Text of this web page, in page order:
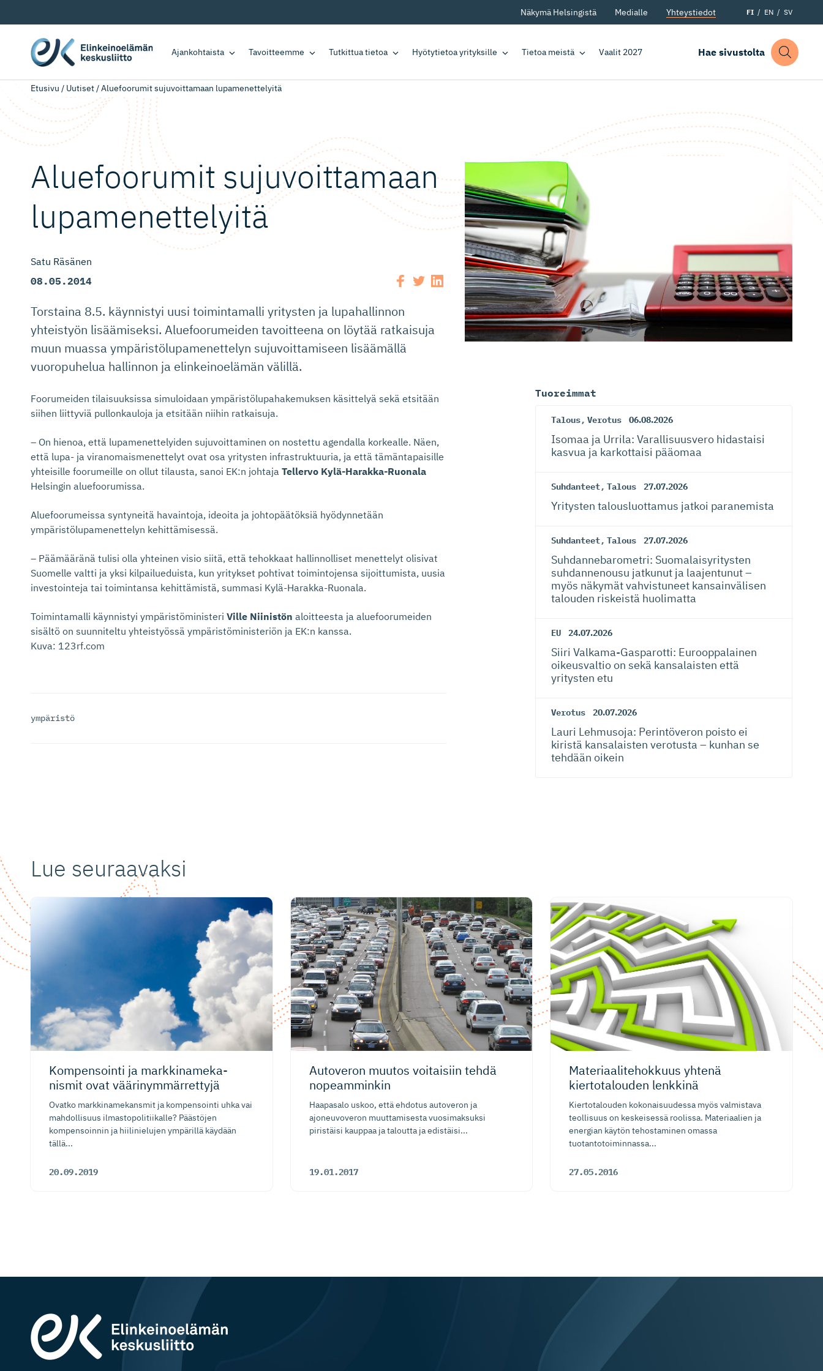
Näkymä Helsingistä Medialle Yhteystiedot FI EN SV
Ajankohtaista Tavoitteemme Tutkittua tietoa Hyötytietoa yrityksille Tietoa meistä Vaalit 2027 Hae sivustolta
Etusivu / Uutiset/Aluefoorumit sujuvoittamaan lupamenettelyitä
Aluefoorumit sujuvoittamaan
lupamenet­telyitä
Satu Räsänen
08.05.2014
Torstaina 8.5. käynnistyi uusi toimintamalli yritysten ja lupahallinnon
yhteistyön lisäämiseksi. Aluefoorumeiden tavoitteena on löytää ratkaisuja
muun muassa ympäristölupamenettelyn sujuvoittamiseen lisäämällä
vuoropuhelua hallinnon ja elinkeinoelämän välillä.
Foorumeiden tilaisuuksissa simuloidaan ympäristölupahakemuksen käsittelyä sekä etsitään
siihen liittyviä pullonkauloja ja etsitään niihin ratkaisuja.
– On hienoa, että lupamenettelyiden sujuvoittaminen on nostettu agendalla korkealle. Näen,
että lupa- ja viranomaismenettelyt ovat osa yritysten infrastruktuuria, ja että tämäntapaisille
yhteisille foorumeille on ollut tilausta, sanoi EK:n johtaja Tellervo Kylä-Harakka-Ruonala
Helsingin aluefoorumissa.
Aluefoorumeissa syntyneitä havaintoja, ideoita ja johtopäätöksiä hyödynnetään
ympäristölupamenettelyn kehittämisessä.
– Päämääränä tulisi olla yhteinen visio siitä, että tehokkaat hallinnolliset menettelyt olisivat
Suomelle valtti ja yksi kilpailueduista, kun yritykset pohtivat toimintojensa sijoittumista, uusia
investointeja tai toimintansa kehittämistä, summasi Kylä-Harakka-Ruonala.
Toimintamalli käynnistyi ympäristöministeri Ville Niinistön aloitteesta ja aluefoorumeiden
sisältö on suunniteltu yhteistyössä ympäristöministeriön ja EK:n kanssa.
Kuva: 123rf.com
ympäristö
Tuoreimmat
Talous, Verotus 06.08.2026
Isomaa ja Urrila: Varallisuusvero hidastaisi
kasvua ja karkottaisi pääomaa
Suhdanteet, Talous 27.07.2026
Yritysten talousluottamus jatkoi paranemista
Suhdanteet, Talous 27.07.2026
Suhdanneba­ro­metri: Suomalaisy­ri­tysten
suhdannenousu jatkunut ja laajentunut –
myös näkymät vahvistuneet kansainvälisen
talouden riskeistä huolimatta
EU 24.07.2026
Siiri Valkama-Gas­pa­rotti: Eurooppalainen
oikeusvaltio on sekä kansalaisten että
yritysten etu
Verotus 20.07.2026
Lauri Lehmusoja: Perintöveron poisto ei
kiristä kansalaisten verotusta – kunhan se
tehdään oikein
Lue seuraavaksi
Kompensointi ja markkiname­ka­
nismit ovat väärinymmär­rettyjä
Ovatko markkinamekansmit ja kompensointi uhka vai
mahdollisuus ilmastopolitiikalle? Päästöjen
kompensoinnin ja hiilinielujen ympärillä käydään
tällä...
20.09.2019
Autoveron muutos voitaisiin tehdä
nopeamminkin
Haapasalo uskoo, että ehdotus autoveron ja
ajoneuvoveron muuttamisesta vuosimaksuksi
piristäisi kauppaa ja taloutta ja edistäisi...
19.01.2017
Materiaali­te­hokkuus yhtenä
kiertotalouden lenkkinä
Kiertotalouden kokonaisuudessa myös valmistava
teollisuus on keskeisessä roolissa. Materiaalien ja
energian käytön tehostaminen omassa
tuotantotoiminnassa...
27.05.2016